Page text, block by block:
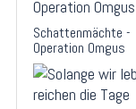
Schattenmächte -
Operation Omgus